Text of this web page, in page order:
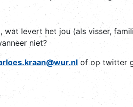
wat levert het jou (als visser,
niet?
of op twitter